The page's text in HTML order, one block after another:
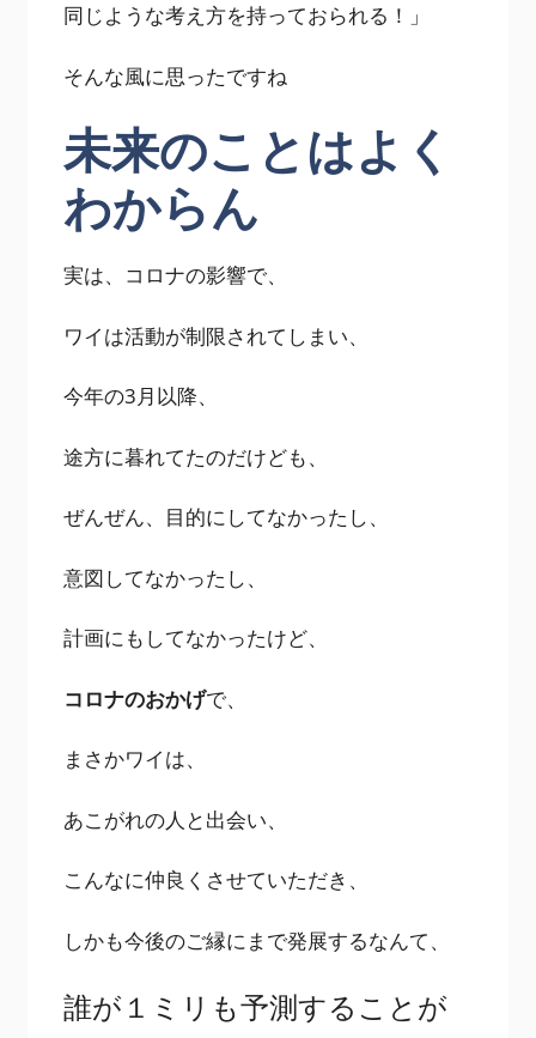
同じような考え方を持っておられる！」
そんな風に思ったですね
未来のことはよく
わからん
実は、コロナの影響で、
ワイは活動が制限されてしまい、
今年の3月以降、
途方に暮れてたのだけども、
ぜんぜん、目的にしてなかったし、
意図してなかったし、
計画にもしてなかったけど、
コロナのおかげで、
まさかワイは、
あこがれの人と出会い、
こんなに仲良くさせていただき、
しかも今後のご縁にまで発展するなんて、
誰が１ミリも予測することが